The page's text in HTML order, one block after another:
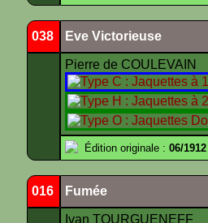
038 Eve Victorieuse
Pierre de COULEVAIN
Édition originale : 06/1912
016 Fumée
Ivan TOURGUENEFF